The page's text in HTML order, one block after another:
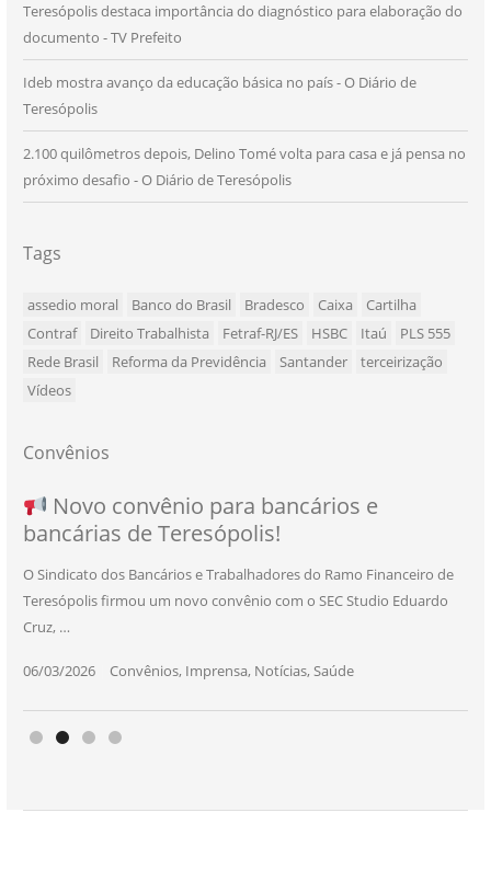
Teresópolis destaca importância do diagnóstico para elaboração do
documento - TV Prefeito
Ideb mostra avanço da educação básica no país - O Diário de
Teresópolis
2.100 quilômetros depois, Delino Tomé volta para casa e já pensa no
próximo desafio - O Diário de Teresópolis
Tags
assedio moral Banco do Brasil Bradesco Caixa
Cartilha
Contraf
Direito Trabalhista Fetraf-RJ/ES HSBC Itaú
PLS 555
Rede Brasil
Reforma da Previdência Santander
terceirização
Vídeos
Convênios
SEU NOVO BENEFÍCIO CHEGOU
Novo convênio para bancários e
bancárias de Teresópolis!
O Sindicato dos Bancários e Trabalhadores do Ramo Financeiro de
Teresópolis firmou um novo convênio com o SEC Studio Eduardo
Cruz, …
06/03/2026| Convênios, Imprensa, Notícias,Saúde
NOVO CONVÊNIO PARA VOCÊ, BANCÁRIO
E BANCÁRIA!
25/11/2025| Convênios, Imprensa, Notícias,Saúde
Convênio com a Rede de Ensino Técnico e
Centro de Qualificação Técnica